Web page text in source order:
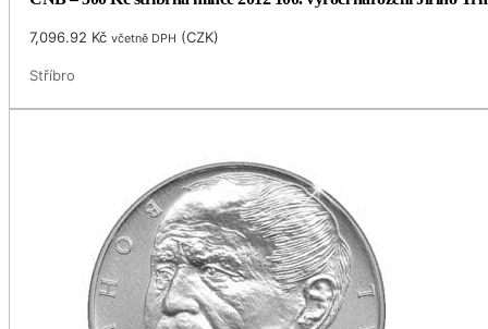
7,096.92 Kč včetně DPH (CZK)
Stříbro